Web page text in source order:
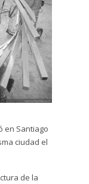
en Santiago
ciudad el
de la